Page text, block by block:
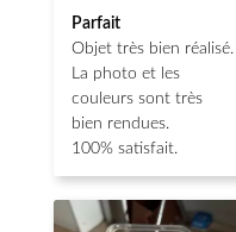
Note5
sur 5
Parfait
Objet très bien réalisé.
La photo et les
couleurs sont très
bien rendues.
100% satisfait.